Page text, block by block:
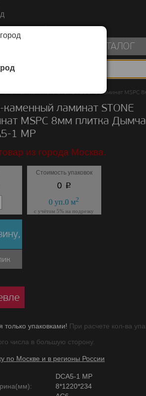
ПОКРЫТИЙ
КАТАЛОГ
ламинат/STONE FLOOR/Ламинат MSPC
ламинат STONE
MSPC 8мм плитка
1 MP
из города Москва.
Стоимость упаковок
0 p
0 уп.0 м2
с учётом 5% на подрезку
только упаковками! При расчете кол-ва
числа в большую сторону.
по Москве и в регионы России
DCA5-1 MP
8*1220*234